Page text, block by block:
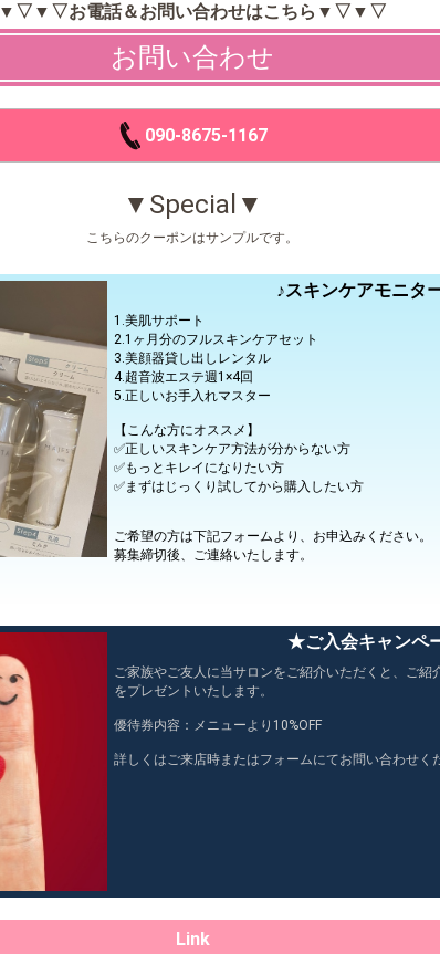
▼▽▼▽お電話＆お問い合わせはこちら▼▽▼▽
お問い合わせ
090-8675-1167
▼Special▼
こちらのクーポンはサンプルです。
♪スキンケアモニタ
1.美肌サポート
2.1ヶ月分のフルスキンケアセット
3.美顔器貸し出しレンタル
4.超音波エステ週1×4回
5.正しいお手入れマスター
【こんな方にオススメ】
✅正しいスキンケア方法が分からない方
✅もっとキレイになりたい方
✅まずはじっくり試してから購入したい方
ご希望の方は下記フォームより、お申込みください。
募集締切後、ご連絡いたします。
★ご入会キャンペ
ご家族やご友人に当サロンをご紹介いただくと、ご紹
をプレゼントいたします。
優待券内容：メニューより10%OFF
詳しくはご来店時またはフォームにてお問い合わせく
Link